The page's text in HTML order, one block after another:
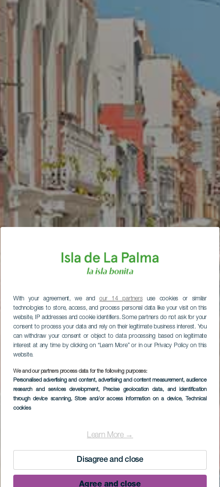
With your agreement, we andour 14 partnersuse cookies or similar
technologies to store, access, and process personal data like your visit on this
website, IP addresses and cookie identifiers. Some partners do not ask for your
consent to process your data and rely on their legitimate business interest. You
can withdraw your consent or object to data processing based on legitimate
interest at any time by clicking on “Learn More” or in our Privacy Policy on this
website.
We and our partners process data for the following purposes:
Personalised advertising and content, advertising and content measurement, audience
research and services development, Precise geolocation data, and identification
through device scanning, Store and/or access information on a device, Technical
cookies
Learn More →
Disagree and close
Agree and close